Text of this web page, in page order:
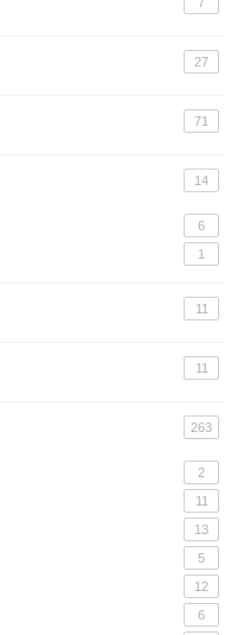
27
71
14
6
1
11
11
263
2
11
13
5
12
6